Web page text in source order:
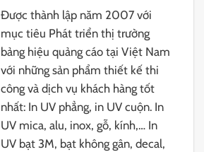
Được thành lập năm 2007 với
mục tiêu Phát triển thị trường
bảng hiệu quảng cáo tại Việt Nam
với những sản phẩm thiết kế thi
công và dịch vụ khách hàng tốt
nhất: In UV phẳng, in UV cuộn. In
UV mica, alu, inox, gỗ, kính,… In
UV bạt 3M, bạt không gân, decal,